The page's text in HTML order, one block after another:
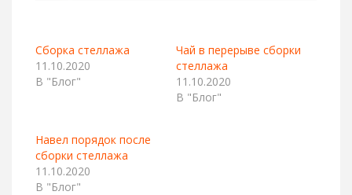
Сборка стеллажа
11.10.2020
В "Блог"
Чай в перерыве сборки
стеллажа
11.10.2020
В "Блог"
Навел порядок после
сборки стеллажа
11.10.2020
В "Блог"